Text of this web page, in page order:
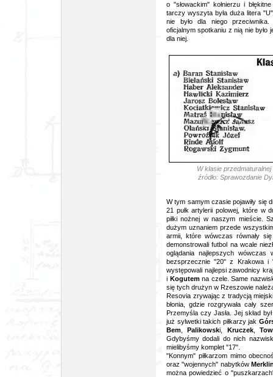
o "słowackim" kołnierzu i
tarczy wyszyta była duża litera
nie było dla niego przeciwnika.
oficjalnym spotkaniu z nią nie
dla niej.
W klasie
źródło: Sprawozdanie
W tym samym czasie pojawiły się
21 pułk artylerii polowej, które w
piłki nożnej w naszym mieście.
dużym uznaniem przede
armii, które wówczas równały
demonstrowali futbol na wcale
oglądania najlepszych wówczas
bezsprzecznie "20" z Krakowa i
występowali najlepsi zawodnicy
i Kogutemna czele. Same
się tych drużyn w Rzeszowie
Resovia zrywając z tradycją
błonia, gdzie rozgrywała cały
Przemyśla czy Jasła. Jej skład
już sylwetki takich piłkarzy jak
Bem ,Palikowski, Kruczek,
Gdybyśmy dodali do nich
mielibyśmy komplet "17".
"Konnym" piłkarzom mimo
oraz "wojennych" nabytków
można powiedzieć o